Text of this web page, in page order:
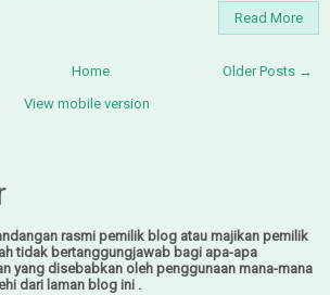
Read More
Older Posts →
Home
View mobile version
rasmi pemilik blog atau majikan pemilik
tidak bertanggungjawab bagi apa-apa
yang disebabkan oleh penggunaan mana-mana
dari laman blog ini .